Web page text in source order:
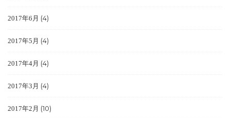
2017年6月 (4)
2017年5月 (4)
2017年4月 (4)
2017年3月 (4)
2017年2月 (10)